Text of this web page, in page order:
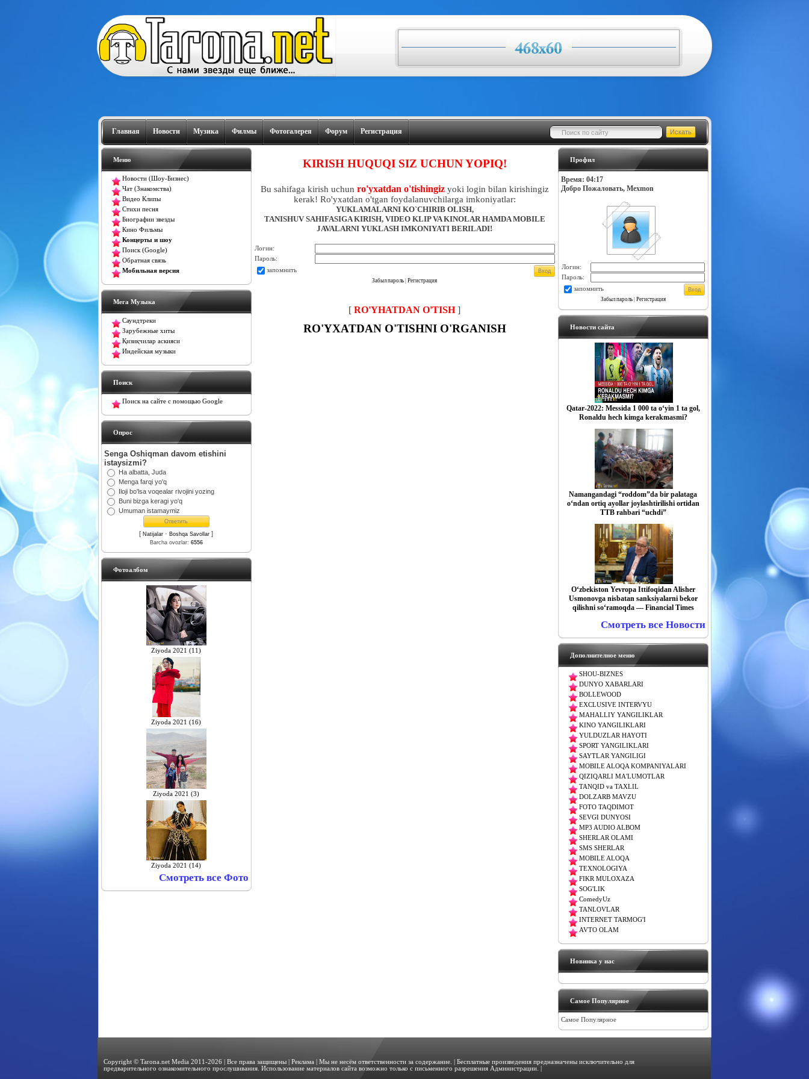
Главная Новости Музика Филмы Фотогалерея Форум Регистрация
Меню
Новости (Шоу-Бизнес)
Чат (Знакомства)
Видео Клипы
Стихи песня
Биографии звезды
Кино Фильмы
Концерты и шоу
Поиск (Google)
Обратная связь
Мобильная версия
Мега Музыка
Саундтреки
Зарубежные хиты
Қизиқчилар аскияси
Индейская музыки
Поиск
Поиск на сайте с помощью Google
Oпрос
Senga Oshiqman davom etishini
istaysizmi?
Ha albatta, Juda
Menga farqi yo'q
Iloji bo'lsa voqealar rivojini yozing
Buni bizga keragi yo'q
Umuman istamaymiz
[ Natijalar · Boshqa Savollar ]
Barcha ovozlar: 6556
Фотоалбом
Ziyoda 2021 (11)
Ziyoda 2021 (16)
Ziyoda 2021 (3)
Ziyoda 2021 (14)
Смотреть все Фото
KIRISH HUQUQI SIZ UCHUN YOPIQ!
Bu sahifaga kirish uchun ro'yxatdan o'tishingizyoki login bilan kirishingiz
kerak! Ro'yxatdan o'tgan foydalanuvchilarga imkoniyatlar:
YUKLAMALARNI KO`CHIRIB OLISH,
TANISHUV SAHIFASIGA KIRISH, VIDEO KLIP VA KINOLAR HAMDA MOBILE
JAVALARNI YUKLASH IMKONIYATI BERILADI!
Логин:
Пароль:
запомнить
Забыл пароль Регистрация
[ RO'YHATDAN O'TISH]
RO'YXATDAN O'TISHNI O'RGANISH
Профил
Время: 04:17
Добро Пожаловать, Mexmon
Логин:
Пароль:
запомнить
Забыл пароль| Регистрация
Новости сайта
Qatar-2022: Messida 1 000 ta o‘yin 1 ta gol,
Ronaldu hech kimga kerakmasmi?
Namangandagi “roddom”da bir palataga
o‘ndan ortiq ayollar joylashtirilishi ortidan
TTB rahbari “uchdi”
O‘zbekiston Yevropa Ittifoqidan Alisher
Usmonovga nisbatan sanksiyalarni bekor
qilishni so‘ramoqda — Financial Times
Смотреть все Новости
Дополнителное меню
SHOU-BIZNES
DUNYO XABARLARI
BOLLEWOOD
EXCLUSIVE INTERVYU
MAHALLIY YANGILIKLAR
KINO YANGILIKLARI
YULDUZLAR HAYOTI
SPORT YANGILIKLARI
SAYTLAR YANGILIGI
MOBILE ALOQA KOMPANIYALARI
QIZIQARLI MA'LUMOTLAR
TANQID va TAXLIL
DOLZARB MAVZU
FOTO TAQDIMOT
SEVGI DUNYOSI
MP3 AUDIO ALBOM
SHERLAR OLAMI
SMS SHERLAR
MOBILE ALOQA
TEXNOLOGIYA
FIKR MULOXAZA
SOG'LIK
ComedyUz
TANLOVLAR
INTERNET TARMOG'I
AVTO OLAM
Новинка у нас
Самое Популярное
Самое Популярное
Copyright © Tarona.net Media 2011-2026 | Все права защищены |Реклама
| Мы не несём ответственности за содержание. | Бесплатные произведения предназначены исключительно для
предварительного ознакомительного прослушивания. Использование материалов сайта возможно только с письменного разрешения Администрации. |